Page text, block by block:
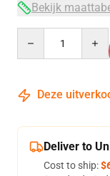
Bekijk
Deze
Deliver to
Cost to ship: